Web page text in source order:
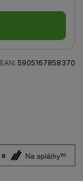
EAN: 5905167858370